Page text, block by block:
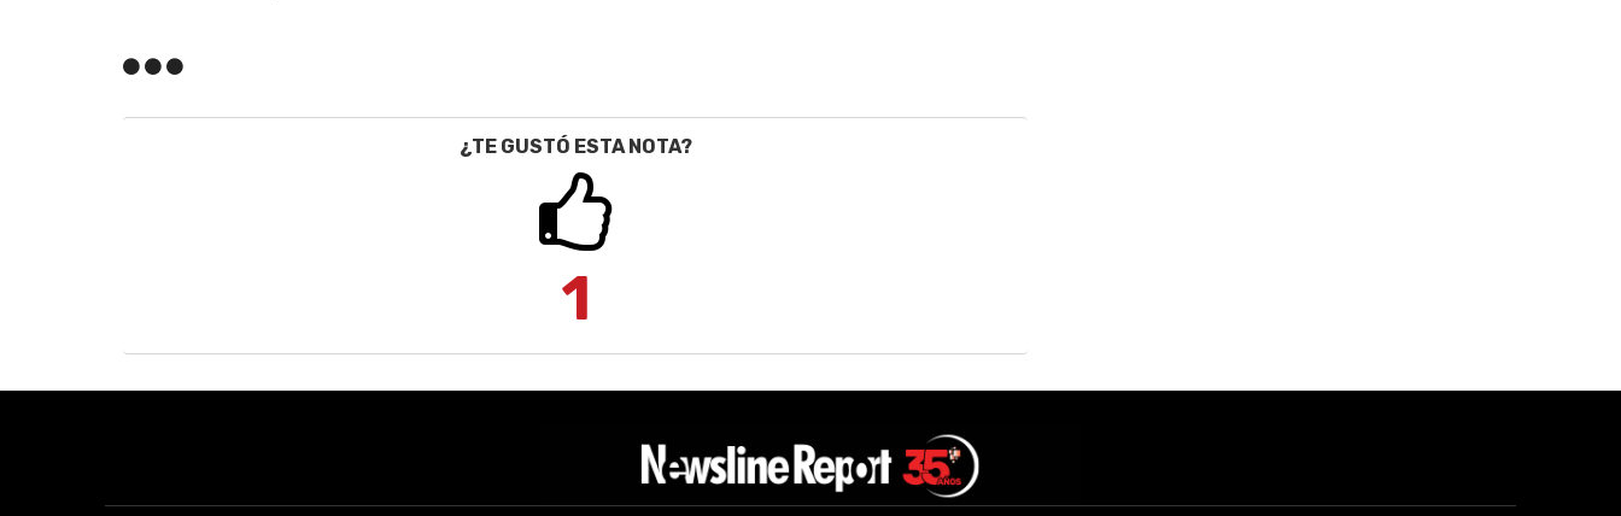
¿TE GUSTÓ ESTA NOTA?
1